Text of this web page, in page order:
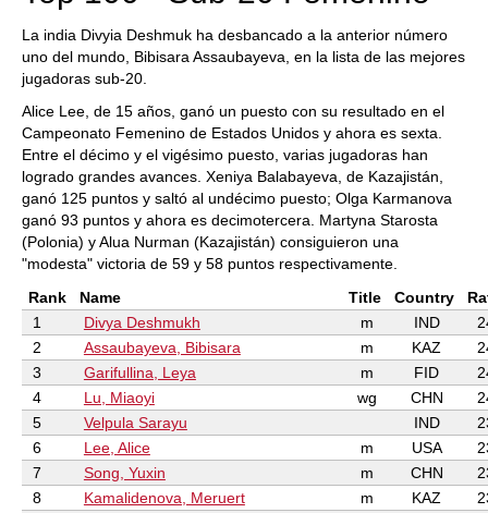
La india Divyia Deshmuk ha desbancado a la anterior número
uno del mundo, Bibisara Assaubayeva, en la lista de las mejores
jugadoras sub-20.
Alice Lee, de 15 años, ganó un puesto con su resultado en el
Campeonato Femenino de Estados Unidos y ahora es sexta.
Entre el décimo y el vigésimo puesto, varias jugadoras han
logrado grandes avances. Xeniya Balabayeva, de Kazajistán,
ganó 125 puntos y saltó al undécimo puesto; Olga Karmanova
ganó 93 puntos y ahora es decimotercera. Martyna Starosta
(Polonia) y Alua Nurman (Kazajistán) consiguieron una
"modesta" victoria de 59 y 58 puntos respectivamente.
Rank
Name Title Country
1
Divya Deshmukh m IND
2
Assaubayeva, Bibisara m KAZ
3
Garifullina, Leya m FID
4
Lu, Miaoyi wg CHN
5
Velpula Sarayu IND
6
Lee, Alice m USA
7
Song, Yuxin m CHN
8
Kamalidenova, Meruert m KAZ